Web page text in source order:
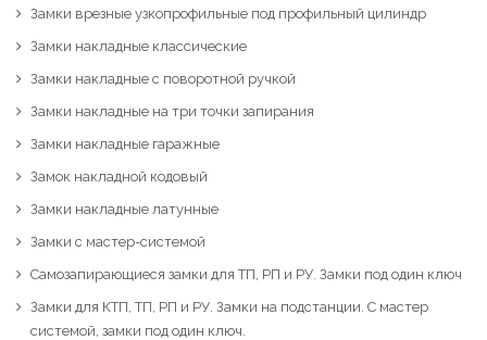
Замки врезные узкопрофильные под профильный цилиндр
Замки накладные классические
Замки накладные с поворотной ручкой
Замки накладные на три точки запирания
Замки накладные гаражные
Замок накладной кодовый
Замки накладные латунные
Замки с мастер-системой
Самозапирающиеся замки для ТП, РП и РУ. Замки под один ключ
Замки для КТП, ТП, РП и РУ. Замки на подстанции. С мастер
системой, замки под один ключ.